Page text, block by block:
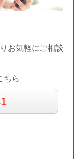
お気軽にご相談
ちら